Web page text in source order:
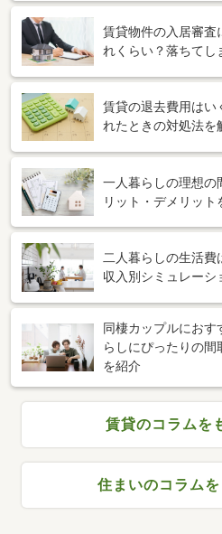
賃貸物件の入居審査
れくらい？落ちてし
賃貸の退去費用はい
れたときの対処法を
一人暮らしの理想の
リット・デメリット
二人暮らしの生活費
収入別シミュレーシ
同棲カップルにおす
らしにぴったりの間
を紹介
賃貸のコラムを
住まいのコラム